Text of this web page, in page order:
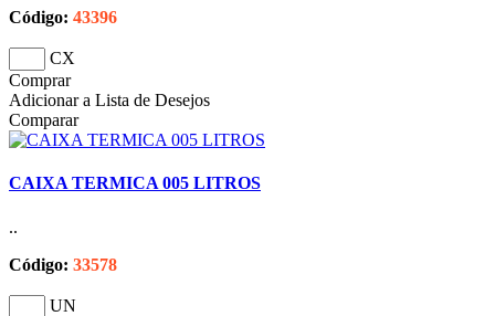
Código: 43396
CX
Comprar
Adicionar a Lista de Desejos
Comparar
CAIXA TERMICA 005 LITROS
..
Código: 33578
UN